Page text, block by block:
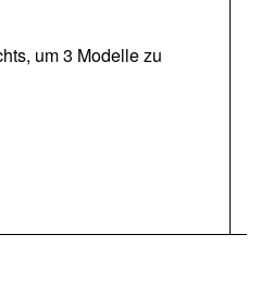
um 3 Modelle zu